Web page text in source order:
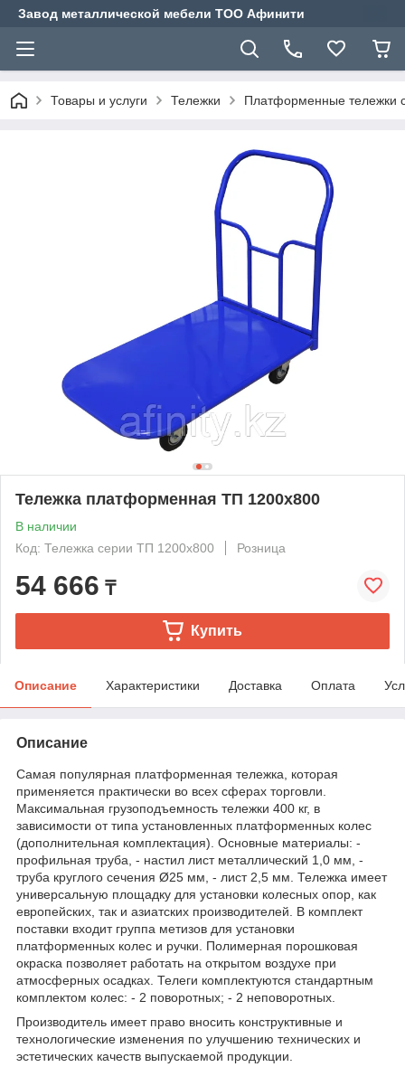
Завод металлической мебели ТОО Афинити
Товары и услуги Тележки Платформенные тележки
Тележка платформенная ТП 1200х800
В наличии
Код: Тележка серии ТП 1200х800
Розница
54 666 ₸
Купить
Описание Характеристики Доставка Оплата
Описание
Самая популярная платформенная тележка, которая
применяется практически во всех сферах торговли.
Максимальная грузоподъемность тележки 400 кг, в
зависимости от типа установленных платформенных колес
(дополнительная комплектация). Основные материалы: -
профильная труба, - настил лист металлический 1,0 мм, -
труба круглого сечения Ø25 мм, - лист 2,5 мм. Тележка имеет
универсальную площадку для установки колесных опор, как
европейских, так и азиатских производителей. В комплект
поставки входит группа метизов для установки
платформенных колес и ручки. Полимерная порошковая
окраска позволяет работать на открытом воздухе при
атмосферных осадках. Телеги комплектуются стандартным
комплектом колес: - 2 поворотных; - 2 неповоротных.
Производитель имеет право вносить конструктивные и
технологические изменения по улучшению технических и
эстетических качеств выпускаемой продукции.